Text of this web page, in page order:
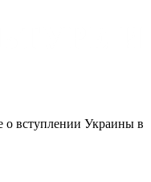
о вступлении Украины в